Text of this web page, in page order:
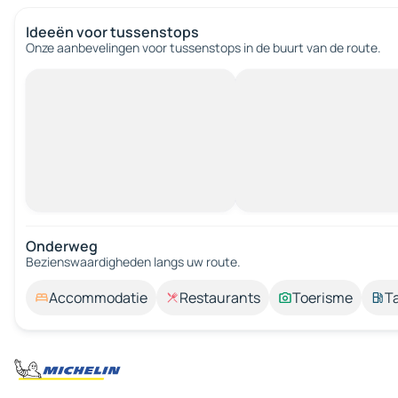
Ideeën voor tussenstops
Onze aanbevelingen voor tussenstops in de buurt van de route.
Onderweg
Bezienswaardigheden langs uw route.
Accommodatie Restaurants Toerisme